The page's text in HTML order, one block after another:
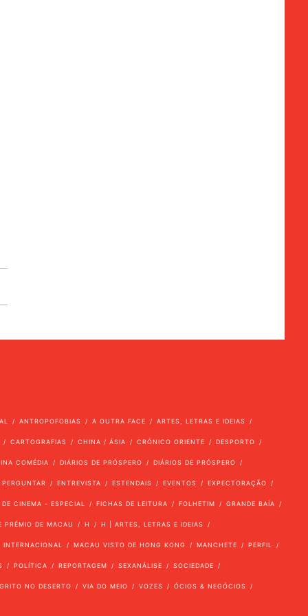
ANTROPOFOBIAS A OUTRA FACE ARTES, LETRAS E IDEIAS
CARTOGRAFIAS CHINA / ÁSIA CRÓNICO ORIENTE DESPORTO
COMÉDIA DIÁRIOS DE PRÓSPERO DIÁRIOS DE PRÓSPERO
ENTREVISTA ESTENDAIS EVENTOS EXPECTORAÇÃO
CINEMA - ESPECIAL FICHAS DE LEITURA FOLHETIM GRANDE BAÍA
PRÉMIO DE MACAU H H | ARTES, LETRAS E IDEIAS
INTERNACIONAL MACAU VISTO DE HONG KONG MANCHETE PERFIL
POLÍTICA REPORTAGEM SEXANÁLISE SOCIEDADE
NO DESERTO VIA DO MEIO VOZES ÓCIOS & NEGÓCIOS